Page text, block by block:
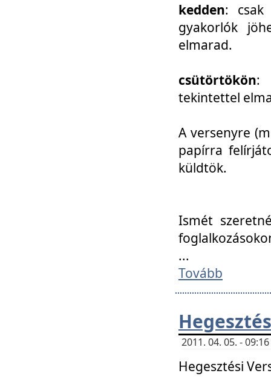
kedden: csak
gyakorlók
elmarad.
csütörtökön:
tekintettel
A versenyre
papírra
küldtök.
Ismét
...
Tovább
2011. 04. 05. -
Hegesztési